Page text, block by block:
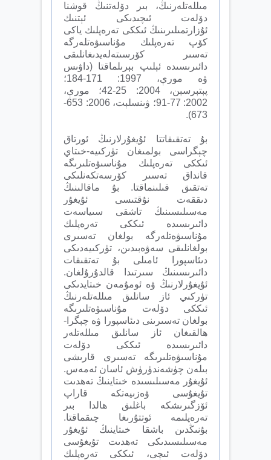
مىللەتلەرنىڭ، بىر دۆلەتنىڭ قوشنا
دۆلەت ئىچىدىكى ئېتنىك
ئۇزارتمىلىرىنىڭ ئىككى تەرەپلىك ياكى
كۆپ تەرەپلىك مۇناسىۋەتلەرگە
تەسىر كۆرسىتەلەيدىغانلىقى
دائىرىسىدە ئېلىپ بېرىلماقتا (داۋىس
ۋە مورې، 1997: 171-184؛
پېتېرسېن، 2004: 25-42؛ مورې،
2002: 77-91؛ ۋىنسلېت، 2006: 653-
673).
بۇ تەتقىقاتتا ئۇيغۇرلارنىڭ ئورتاق
چېگراسى بولمىغان تۈركىيە-خىتاي
ئىككى تەرەپلىك مۇناسىۋەتلىرىگە
قانداق تەسىر كۆرسەتكەنلىكى
تەتقىق قىلىنماقتا. بۇ ماقالىنىڭ
دىققەت نۇقتىسى ئۇيغۇر
مەسىلىسىنىڭ تاشقى سىياسەت
دائىرىسىدە ئىككى تەرەپلىك
مۇناسىۋەتلەرگە بولغان تەسىرى
بولغانلىقى سەۋەبىدىن، تۈركىيەدىكى
دىئاسپورا ئامىلى بۇ تەتقىقات
دائىرىسىنىڭ سىرتىدا قالدۇرۇلغان.
ئۇيغۇرلارنىڭ ۋە ئومۇمەن خىتايدىكى
تۈركىي ئاز سانلىق مىللەتلەرنىڭ
ئىككى دۆلەت مۇناسىۋەتلىرىگە
بولغان تەسىرىنى دىئاسپورا ۋە چېگرا-
ھالقىغان ئاز سانلىق مىللەتلەر
دائىرىسىدە ئىككى دۆلەت
مۇناسىۋەتلىرىگە تەسىرى قارىشى
بىلەن چۈشەندۈرۈش ئاسان ئەمەس.
ئۇيغۇر مەسىلىسىدە خىتاينىڭ تەھدىت
تۇيغۇسى ۋەزىيەتكە قاراپ
ئۆزگىرىشكە باغلىق ھالدا بىر
تەرەپلىمە ئوتتۇرىغا چىقماقتا.
بۇنىڭدىن باشقا خىتاينىڭ ئۇيغۇر
مەسىلىسىدىكى تەھدىت تۇيغۇسى
دۆلەت ئىچى، ئىككى تەرەپلىك